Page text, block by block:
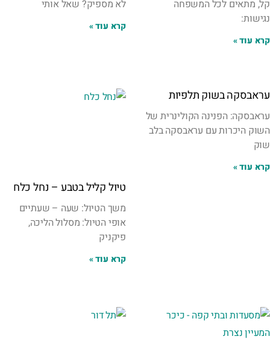
קל, מתאים לכל המשפחה
נגישות:
קרא עוד »
לא מספיק? שאל אותי
קרא עוד »
עראבסקה בשוק תלפיות
עראבסקה: הפנינה הקולינרית של
השוק היכרות עם עראבסקה בלב
שוק
קרא עוד »
טיול קליל בטבע – נחל כלח
משך הטיול: שעה – שעתיים
אופי הטיול: מסלול הליכה,
פיקניק
קרא עוד »